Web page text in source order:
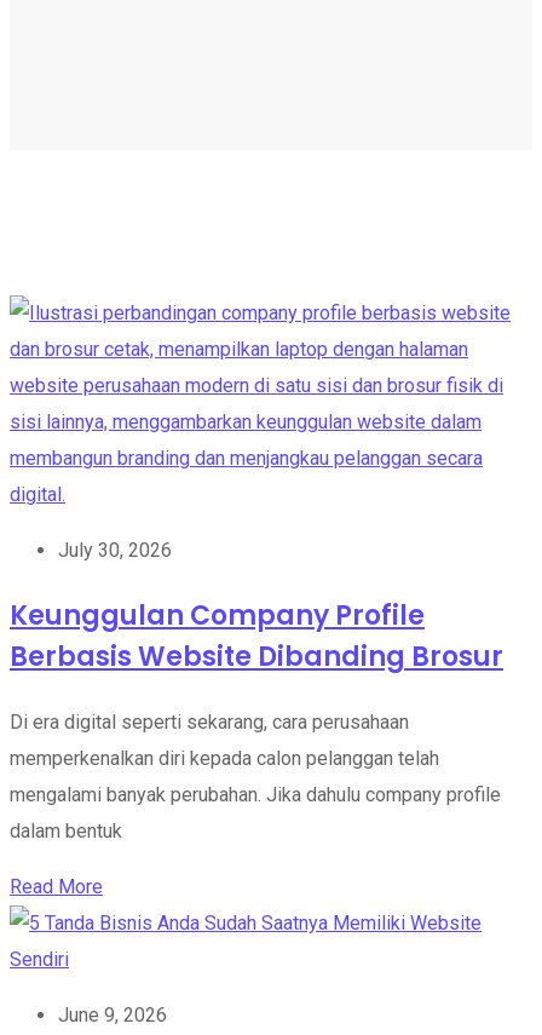
July 30, 2026
Keunggulan Company Profile
Berbasis Website Dibanding Brosur
Di era digital seperti sekarang, cara perusahaan
memperkenalkan diri kepada calon pelanggan telah
mengalami banyak perubahan. Jika dahulu company profile
dalam bentuk
Read More
June 9, 2026